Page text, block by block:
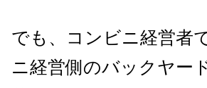
でも、コンビニ経営者
ニ経営側のバックヤー